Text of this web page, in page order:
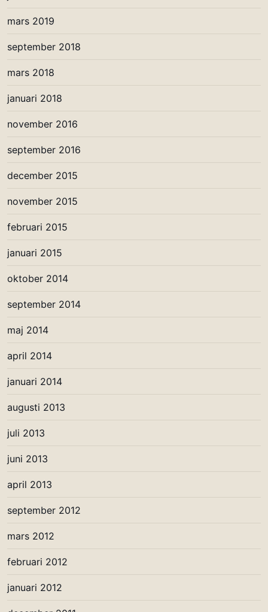
mars 2019
september 2018
mars 2018
januari 2018
november 2016
september 2016
december 2015
november 2015
februari 2015
januari 2015
oktober 2014
september 2014
maj 2014
april 2014
januari 2014
augusti 2013
juli 2013
juni 2013
april 2013
september 2012
mars 2012
februari 2012
januari 2012